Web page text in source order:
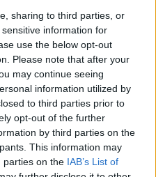
sharing to third parties, or
information for
use the below opt-out
Please note that after your
may continue seeing
information utilized by
to third parties prior to
opt-out of the further
by third parties on the
This information may
parties on the IAB’s List of
gráfica de usuario (GUI)
para hacer que la gestión
para desarrolladores,
y analistas de
atractiva, proporciona
de usar para interactuar
sin requerir un amplio
MongoDB
con operaciones
visualización de esquemas